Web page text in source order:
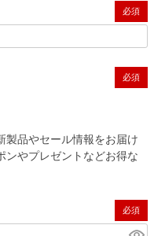
製品やセール情報をお届け
ンやプレゼントなどお得な
(必須)